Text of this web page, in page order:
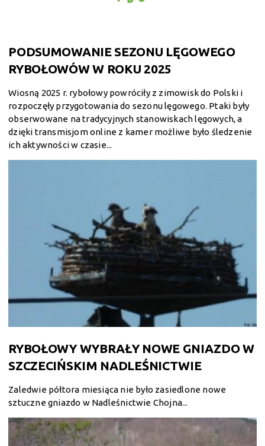
PODSUMOWANIE SEZONU LĘGOWEGO
RYBOŁOWÓW W ROKU 2025
Wiosną 2025 r. rybołowy powróciły z zimowisk do Polski i
rozpoczęły przygotowania do sezonu lęgowego. Ptaki były
obserwowane na tradycyjnych stanowiskach lęgowych, a
dzięki transmisjom online z kamer możliwe było śledzenie
ich aktywności w czasie...
RYBOŁOWY WYBRAŁY NOWE GNIAZDO W
SZCZECIŃSKIM NADLEŚNICTWIE
Zaledwie półtora miesiąca nie było zasiedlone nowe
sztuczne gniazdo w Nadleśnictwie Chojna...